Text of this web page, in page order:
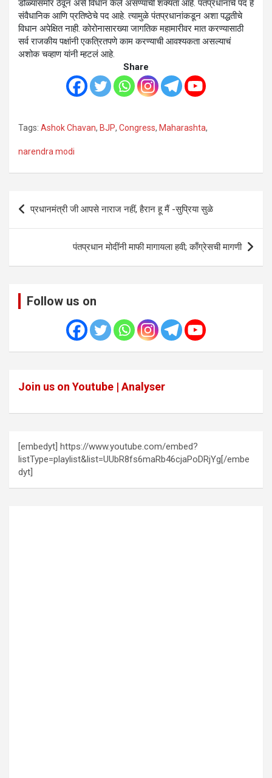
डोळ्यासमोर ठेवून असे विधान केले असण्याची शक्यता आहे. पंतप्रधानांचे पद हे
संवैधानिक आणि प्रतिष्ठेचे पद आहे. त्यामुळे पंतप्रधानांकडून अशा पद्धतीचे
विधान अपेक्षित नाही. कोरोनासारख्या जागतिक महामारीवर मात करण्यासाठी
सर्व राजकीय पक्षांनी एकत्रितपणे काम करण्याची आवश्यकता असल्याचं
अशोक चव्हाण यांनी म्हटलं आहे.
Share
Tags: Ashok Chavan, BJP, Congress, Maharashta,
narendra modi
Post
navigation
प्रधानमंत्री जी आपसे नाराज नहीं, हैरान हू मैं -सुप्रिया सुळे
पंतप्रधान मोदींनी माफी मागायला हवी; काँग्रेसची मागणी
Follow us on
Join us on Youtube | Analyser
[embedyt] https://www.youtube.com/embed?
listType=playlist&list=UUbR8fs6maRb46cjaPoDRjYg[/embe
dyt]